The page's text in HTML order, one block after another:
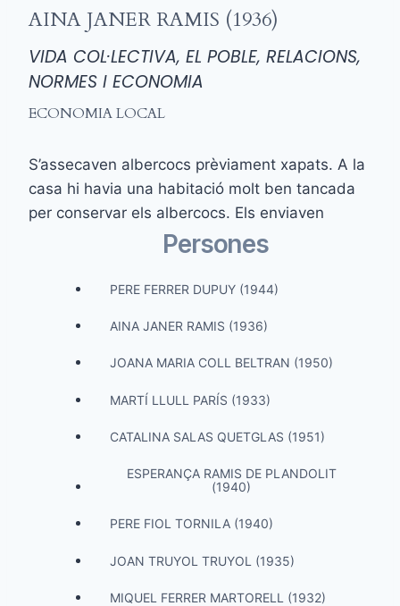
AINA JANER RAMIS (1936)
VIDA COL·LECTIVA, EL POBLE, RELACIONS,
NORMES I ECONOMIA
ECONOMIA LOCAL
S’assecaven albercocs prèviament xapats. A la
casa hi havia una habitació molt ben tancada
per conservar els albercocs. Els enviaven
Persones
PERE FERRER DUPUY (1944)
AINA JANER RAMIS (1936)
JOANA MARIA COLL BELTRAN (1950)
MARTÍ LLULL PARÍS (1933)
CATALINA SALAS QUETGLAS (1951)
ESPERANÇA RAMIS DE PLANDOLIT
(1940)
PERE FIOL TORNILA (1940)
JOAN TRUYOL TRUYOL (1935)
MIQUEL FERRER MARTORELL (1932)